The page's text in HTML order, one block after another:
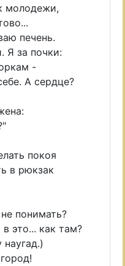
молодежи,
печень.
Я за почки:
-
А сердце?
покоя
в рюкзак
понимать?
это... как там?